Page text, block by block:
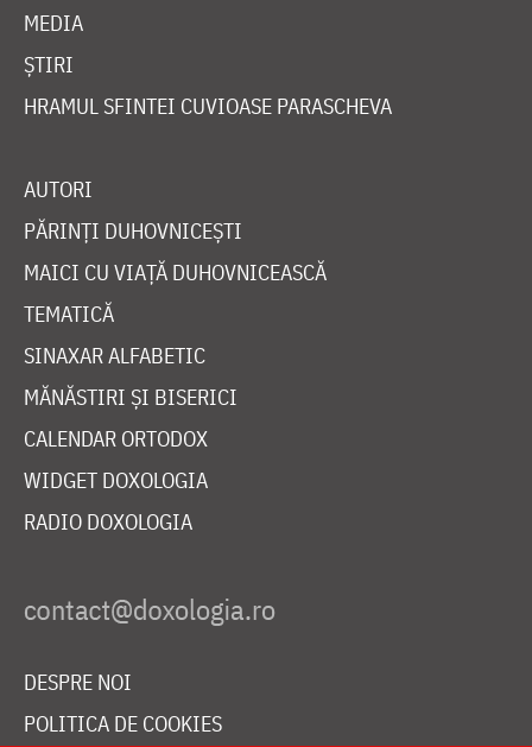
MEDIA
ȘTIRI
HRAMUL SFINTEI CUVIOASE PARASCHEVA
AUTORI
PĂRINȚI DUHOVNICEȘTI
MAICI CU VIAȚĂ DUHOVNICEASCĂ
TEMATICĂ
SINAXAR ALFABETIC
MĂNĂSTIRI ȘI BISERICI
CALENDAR ORTODOX
WIDGET DOXOLOGIA
RADIO DOXOLOGIA
DESPRE NOI
POLITICA DE COOKIES